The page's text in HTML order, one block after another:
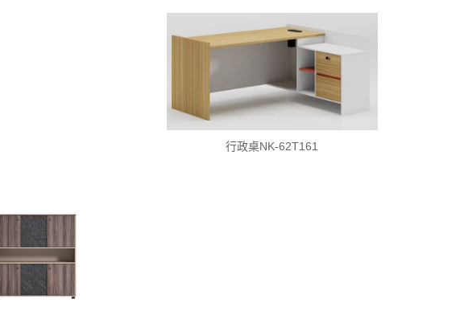
行政桌NK-62T161